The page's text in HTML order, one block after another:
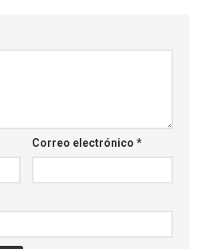
Correo electrónico*